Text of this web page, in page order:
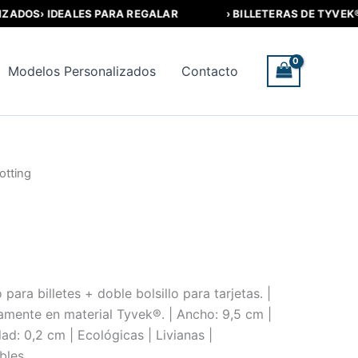
› IDEALES PARA REGALAR › BILLETERAS DE TYVEK®›
Modelos Personalizados Contacto
billetes + doble bolsillo para tarjetas. |
en material Tyvek®. | Ancho: 9,5 cm |
0,2 cm | Ecológicas | Livianas |